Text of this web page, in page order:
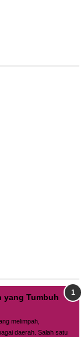
yang Tumbuh
melimpah,
daerah. Salah satu